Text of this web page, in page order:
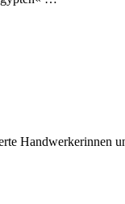
Handwerkerinnen